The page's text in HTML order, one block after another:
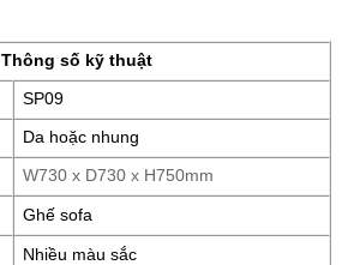
Thông số kỹ thuật
SP09
Da hoặc nhung
W730 x D730 x H750mm
Ghế sofa
Nhiều màu sắc